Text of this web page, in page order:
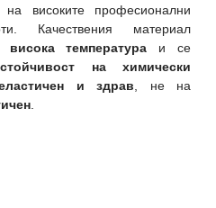
на високите професионални
Качествения материал
температура и се
на химически
и здрав, не на
.